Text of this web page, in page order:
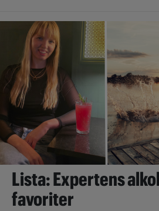
Lista: Expertens
favoriter